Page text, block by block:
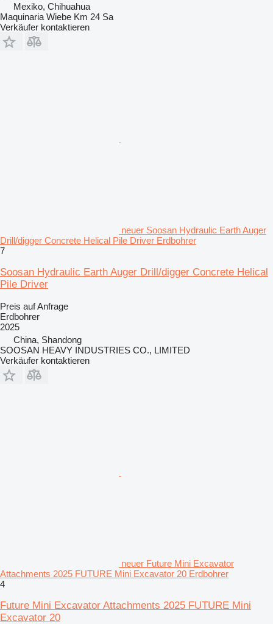
Mexiko, Chihuahua
Maquinaria Wiebe Km 24 Sa
Verkäufer kontaktieren
neuer Soosan Hydraulic Earth Auger
Drill/digger Concrete Helical Pile Driver Erdbohrer
7
Soosan Hydraulic Earth Auger Drill/digger Concrete Helical
Pile Driver
Preis auf Anfrage
Erdbohrer
2025
China, Shandong
SOOSAN HEAVY INDUSTRIES CO., LIMITED
Verkäufer kontaktieren
neuer Future Mini Excavator
Attachments 2025 FUTURE Mini Excavator 20 Erdbohrer
4
Future Mini Excavator Attachments 2025 FUTURE Mini
Excavator 20